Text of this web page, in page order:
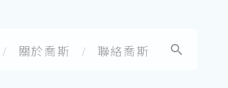
關於喬斯 聯絡喬斯